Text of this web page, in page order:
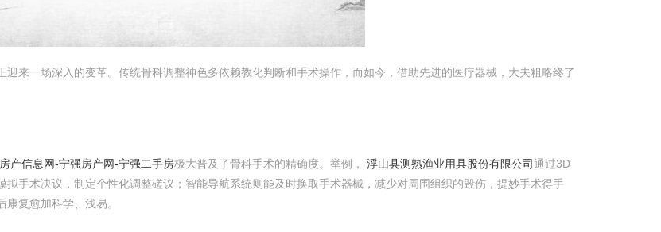
来一场深入的变革。传统骨科调整神色多依赖教化判断和手术操作，而如今，借助先进的医疗器械，大夫粗略终了
产信息网-宁强房产网-宁强二手房极大普及了骨科手术的精确度。举例， 浮山县测熟渔业用具股份有限公司通过3D
拟手术决议，制定个性化调整磋议；智能导航系统则能及时换取手术器械，减少对周围组织的毁伤，提妙手术得手
复愈加科学、浅易。